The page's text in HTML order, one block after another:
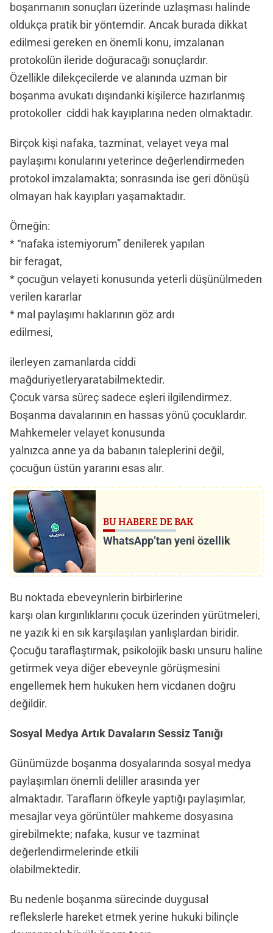
boşanmanın sonuçları üzerinde uzlaşması halinde
oldukça pratik bir yöntemdir. Ancak burada dikkat
edilmesi gereken en önemli konu, imzalanan
protokolün ileride doğuracağı sonuçlardır.
Özellikle dilekçecilerde ve alanında uzman bir
boşanma avukatı dışındanki kişilerce hazırlanmış
protokoller ciddi hak kayıplarına neden olmaktadır.
Birçok kişi nafaka, tazminat, velayet veya mal
paylaşımı konularını yeterince değerlendirmeden
protokol imzalamakta; sonrasında ise geri dönüşü
olmayan hak kayıpları yaşamaktadır.
Örneğin:
* “nafaka istemiyorum” denilerek yapılan
bir feragat,
* çocuğun velayeti konusunda yeterli düşünülmeden
verilen kararlar
* mal paylaşımı haklarının göz ardı
edilmesi,
ilerleyen zamanlarda ciddi
mağduriyetleryaratabilmektedir.
Çocuk varsa süreç sadece eşleri ilgilendirmez.
Boşanma davalarının en hassas yönü çocuklardır.
Mahkemeler velayet konusunda
yalnızca anne ya da babanın taleplerini değil,
çocuğun üstün yararını esas alır.
BU HABERE DE BAK
WhatsApp’tan yeni özellik
Bu noktada ebeveynlerin birbirlerine
karşı olan kırgınlıklarını çocuk üzerinden yürütmeleri,
ne yazık ki en sık karşılaşılan yanlışlardan biridir.
Çocuğu taraflaştırmak, psikolojik baskı unsuru haline
getirmek veya diğer ebeveynle görüşmesini
engellemek hem hukuken hem vicdanen doğru
değildir.
Sosyal Medya Artık Davaların Sessiz Tanığı
Günümüzde boşanma dosyalarında sosyal medya
paylaşımları önemli deliller arasında yer
almaktadır. Tarafların öfkeyle yaptığı paylaşımlar,
mesajlar veya görüntüler mahkeme dosyasına
girebilmekte; nafaka, kusur ve tazminat
değerlendirmelerinde etkili
olabilmektedir.
Bu nedenle boşanma sürecinde duygusal
reflekslerle hareket etmek yerine hukuki bilinçle